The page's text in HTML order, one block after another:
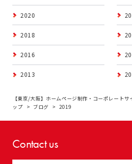
2020
2018
2016
2013
【東京/大阪】ホームページ制作・コーポレート
ップ
ブログ 2019
Contact us